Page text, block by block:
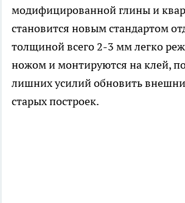
модифицированной глины и
становится новым стандартом
толщиной всего 2-3 мм легко
ножом и монтируются на клей,
лишних усилий обновить
старых построек.